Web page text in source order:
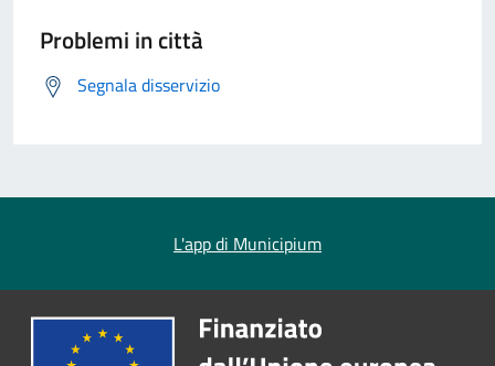
Problemi in città
Segnala disservizio
L'app di Municipium